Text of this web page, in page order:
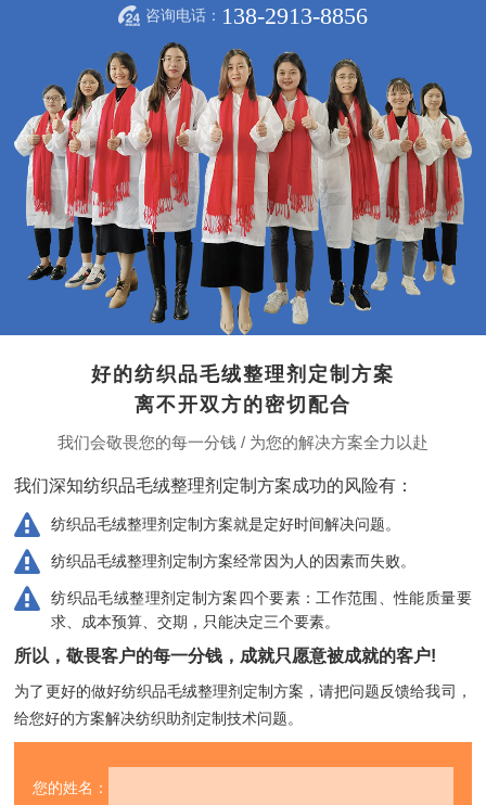
咨询电话： 138-2913-8856
好的纺织品毛绒整理剂定制方案
离不开双方的密切配合
我们会敬畏您的每一分钱 / 为您的解决方案全力以赴
我们深知纺织品毛绒整理剂定制方案成功的风险有：
纺织品毛绒整理剂定制方案就是定好时间解决问题。
纺织品毛绒整理剂定制方案经常因为人的因素而失败。
纺织品毛绒整理剂定制方案四个要素：工作范围、性能质量要
求、成本预算、交期，只能决定三个要素。
所以，敬畏客户的每一分钱，成就只愿意被成就的客户!
为了更好的做好纺织品毛绒整理剂定制方案，请把问题反馈给我司，
给您好的方案解决纺织助剂定制技术问题。
您的姓名：